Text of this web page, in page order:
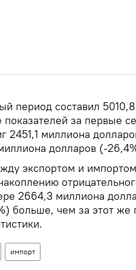
период составил
за первые
2451,1 миллиона
долларов (-
экспортом и
2664,3 миллиона
больше, чем за этот же
импорт